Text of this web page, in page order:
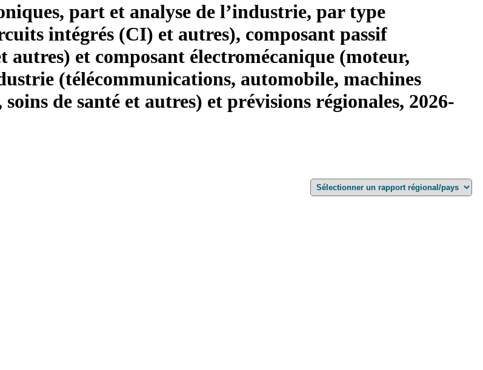
part et analyse de l’industrie, par type
intégrés (CI) et autres), composant passif
autres) et composant électromécanique (moteur,
(télécommunications, automobile, machines
de santé et autres) et prévisions régionales, 2026-